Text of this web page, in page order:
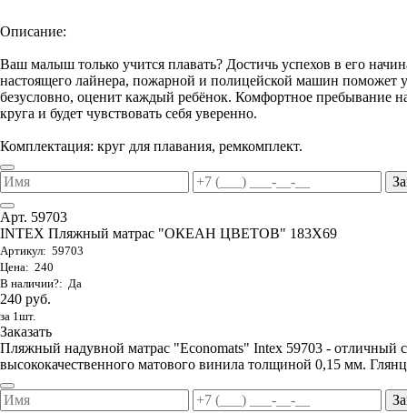
Описание:
Ваш малыш только учится плавать? Достичь успехов в его
настоящего лайнера, пожарной и полицейской машин поможет
безусловно, оценит каждый ребёнок. Комфортное пребывание
круга и будет чувствовать себя уверенно.
Комплектация: круг для плавания, ремкомплект.
Арт. 59703
INTEX Пляжный матрас "ОКЕАН ЦВЕТОВ" 183Х69
Артикул: 59703
Цена: 240
В наличии?: Да
240 руб.
за 1шт.
Заказать
Пляжный надувной матрас "Economats" Intex 59703 - отличный
высококачественного матового винила толщиной 0,15 мм.